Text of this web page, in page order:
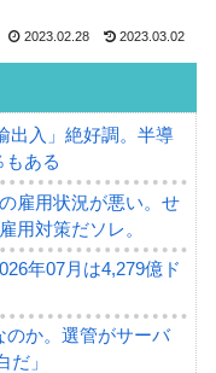
2023.02.28 2023.03.02
出入」絶好調。半導
もある
雇用状況が悪い。せ
用対策だソレ。
年07月は4,279億ド
のか。選管がサーバ
」